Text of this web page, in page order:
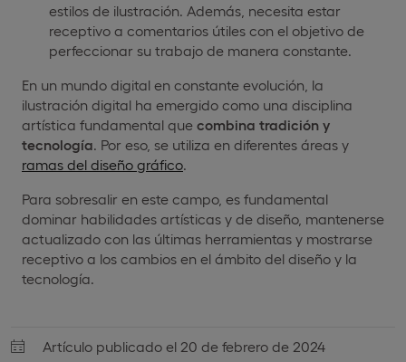
estilos de ilustración. Además, necesita estar
receptivo a comentarios útiles con el objetivo de
perfeccionar su trabajo de manera constante.
En un mundo digital en constante evolución, la
ilustración digital ha emergido como una disciplina
artística fundamental que combina tradición y
tecnología . Por eso, se utiliza en diferentes áreas y
ramas del diseño gráfico
Para sobresalir en este campo, es fundamental
dominar habilidades artísticas y de diseño, mantenerse
actualizado con las últimas herramientas y mostrarse
receptivo a los cambios en el ámbito del diseño y la
tecnología.
Artículo publicado el 20 de febrero de 2024